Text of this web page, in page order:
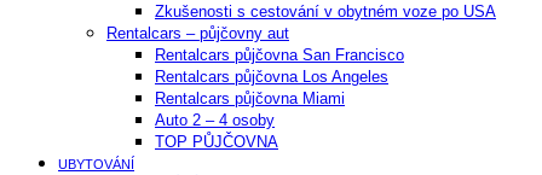
Zkušenosti s cestování v obytném voze po USA
Rentalcars – půjčovny aut
Rentalcars půjčovna San Francisco
Rentalcars půjčovna Los Angeles
Rentalcars půjčovna Miami
Auto 2 – 4 osoby
TOP PŮJČOVNA
UBYTOVÁNÍ